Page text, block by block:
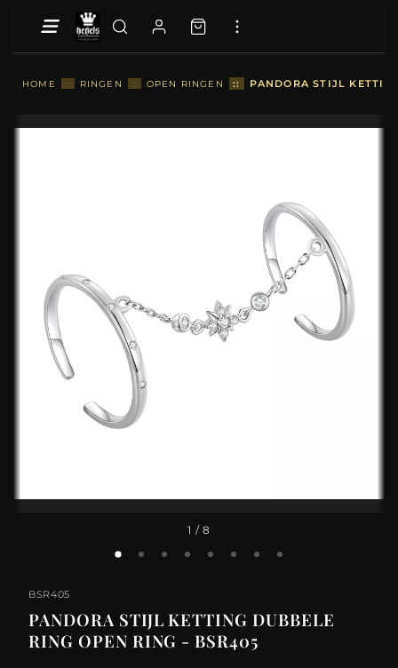
HOME :: RINGEN :: OPEN RINGEN :: PANDORA STIJL
1 / 8
BSR405
PANDORA STIJL KETTING DUBBELE
RING OPEN RING - BSR405